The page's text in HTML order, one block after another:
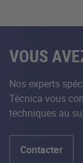
VOUS
Nos experts
Técnica vous
techniques au
Contacter